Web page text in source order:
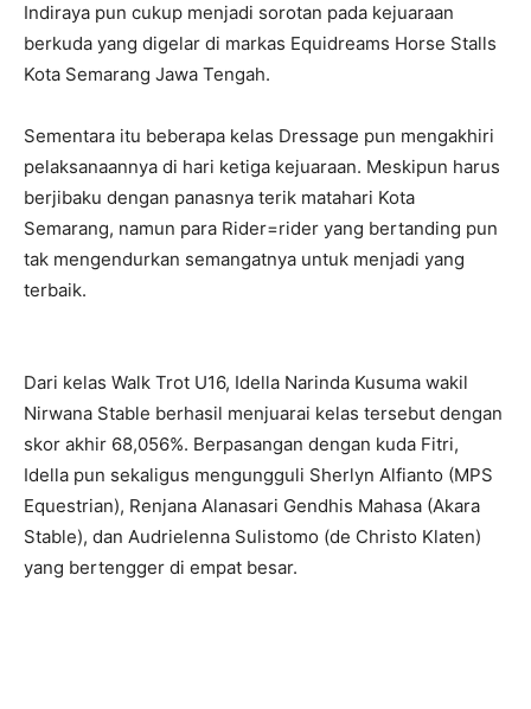
Indiraya pun cukup menjadi sorotan pada kejuaraan
berkuda yang digelar di markas Equidreams Horse Stalls
Kota Semarang Jawa Tengah.
Sementara itu beberapa kelas Dressage pun mengakhiri
pelaksanaannya di hari ketiga kejuaraan. Meskipun harus
berjibaku dengan panasnya terik matahari Kota
Semarang, namun para Rider=rider yang bertanding pun
tak mengendurkan semangatnya untuk menjadi yang
terbaik.
Dari kelas Walk Trot U16, Idella Narinda Kusuma wakil
Nirwana Stable berhasil menjuarai kelas tersebut dengan
skor akhir 68,056%. Berpasangan dengan kuda Fitri,
Idella pun sekaligus mengungguli Sherlyn Alfianto (MPS
Equestrian), Renjana Alanasari Gendhis Mahasa (Akara
Stable), dan Audrielenna Sulistomo (de Christo Klaten)
yang bertengger di empat besar.